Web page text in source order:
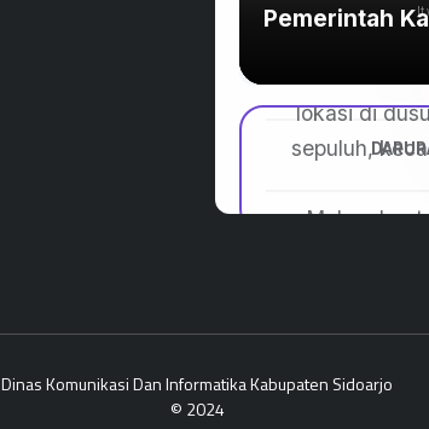
Dinas Komunikasi Dan Informatika Kabupaten Sidoarjo
© 2024